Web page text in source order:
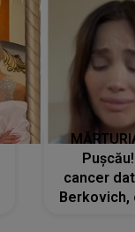
cancer
Berkovich,